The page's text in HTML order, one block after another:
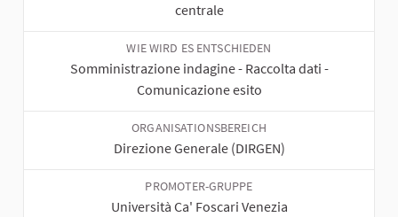
centrale
WIE WIRD ES ENTSCHIEDEN
Somministrazione indagine - Raccolta dati -
Comunicazione esito
ORGANISATIONSBEREICH
Direzione Generale (DIRGEN)
PROMOTER-GRUPPE
Università Ca' Foscari Venezia